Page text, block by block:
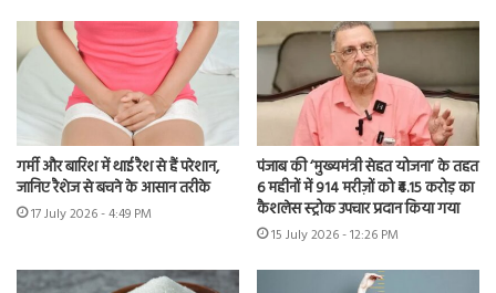
गर्मी और बारिश में थाई रैश से हैं परेशान,
जानिए रैशेज से बचने के आसान तरीके
17 July 2026 - 4:49 PM
पंजाब की ‘मुख्यमंत्री सेहत योजना’ के तहत
6 महीनों में 914 मरीज़ों को ₹4.15 करोड़ का
कैशलेस स्ट्रोक उपचार प्रदान किया गया
15 July 2026 - 12:26 PM